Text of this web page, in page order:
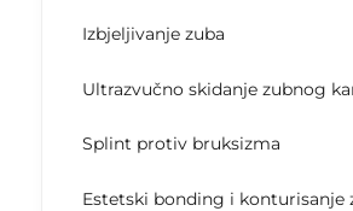
Izbjeljivanje zuba
Ultrazvučno skidanje zubnog
Splint protiv bruksizma
Estetski bonding i konturisanje